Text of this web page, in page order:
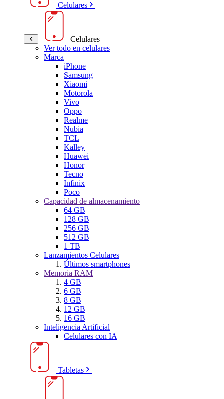
Celulares
Celulares
Ver todo en celulares
Marca
iPhone
Samsung
Xiaomi
Motorola
Vivo
Oppo
Realme
Nubia
TCL
Kalley
Huawei
Honor
Tecno
Infinix
Poco
Capacidad de almacenamiento
64 GB
128 GB
256 GB
512 GB
1 TB
Lanzamientos Celulares
Últimos smartphones
Memoria RAM
4 GB
6 GB
8 GB
12 GB
16 GB
Inteligencia Artificial
Celulares con IA
Tabletas